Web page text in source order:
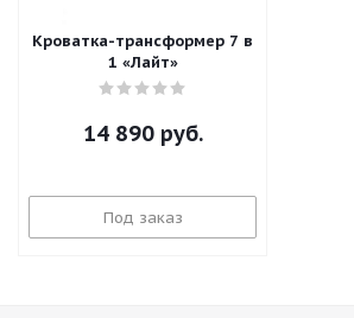
Кроватка-трансформер 7 в
1 «Лайт»
14 890руб.
Под заказ